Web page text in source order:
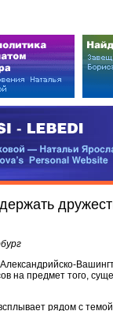
Натальи Ярославовой
на предмет того,
рядом с